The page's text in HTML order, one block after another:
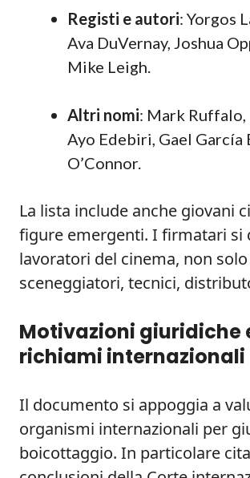
Registi e autori: Yorgos
Ava DuVernay, Joshua
Mike Leigh.
Altri nomi: Mark Ruffalo,
Ayo Edebiri, Gael García
O’Connor.
La lista include anche giovani
figure emergenti. I firmatari si
lavoratori del cinema, non
sceneggiatori, tecnici,
Motivazioni giuridiche
richiami internazionali
Il documento si appoggia a
organismi internazionali per
boicottaggio. In particolare